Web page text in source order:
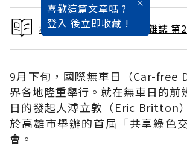
喜歡這篇文章嗎 ?
登入 後立即收藏 !
本文出自 2010 / 10月號雜誌 第
9月下旬，國際無車日（Car-free
界各地隆重舉行。就在無車日的前
日的發起人溥立敦（Eric Britton
於高雄市舉辦的首屆「共享綠色
會。